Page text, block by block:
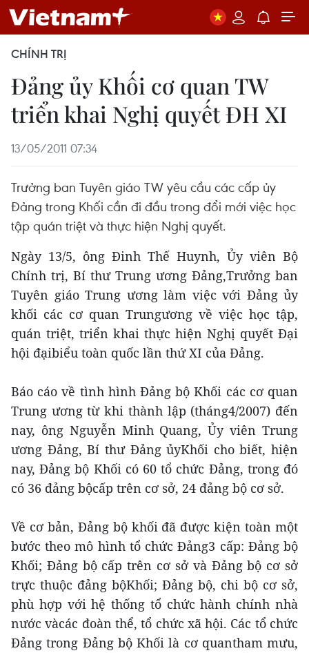
CHÍNH TRỊ
Đảng ủy Khối cơ quan TW
triển khai Nghị quyết ĐH XI
13/05/2011 07:34
Trưởng ban Tuyên giáo TW yêu cầu các cấp ủy
Đảng trong Khối cần đi đầu trong đổi mới việc học
tập quán triệt và thực hiện Nghị quyết.
Ngày 13/5, ông Đinh Thế Huynh, Ủy viên Bộ
Chính trị, Bí thư Trung ương Đảng,Trưởng ban
Tuyên giáo Trung ương làm việc với Đảng ủy
khối các cơ quan Trungương về việc học tập,
quán triệt, triển khai thực hiện Nghị quyết Đại
hội đạibiểu toàn quốc lần thứ XI của Đảng.
Báo cáo về tình hình Đảng bộ Khối các cơ quan
Trung ương từ khi thành lập (tháng4/2007) đến
nay, ông Nguyễn Minh Quang, Ủy viên Trung
ương Đảng, Bí thư Đảng ủyKhối cho biết, hiện
nay, Đảng bộ Khối có 60 tổ chức Đảng, trong đó
có 36 đảng bộcấp trên cơ sở, 24 đảng bộ cơ sở.
Về cơ bản, Đảng bộ khối đã được kiện toàn một
bước theo mô hình tổ chức Đảng3 cấp: Đảng bộ
Khối; Đảng bộ cấp trên cơ sở và Đảng bộ cơ sở
trực thuộc đảng bộKhối; Đảng bộ, chi bộ cơ sở,
phù hợp với hệ thống tổ chức hành chính nhà
nước vàcác đoàn thể, tổ chức xã hội. Các tổ chức
Đảng trong Đảng bộ Khối là cơ quantham mưu,